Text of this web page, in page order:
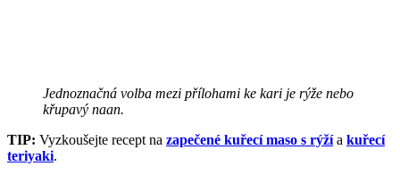
Jednoznačná volba mezi přílohami ke kari je rýže nebo
křupavý naan.
TIP: Vyzkoušejte recept na zapečené kuřecí maso s rýžía kuřecí
teriyaki.